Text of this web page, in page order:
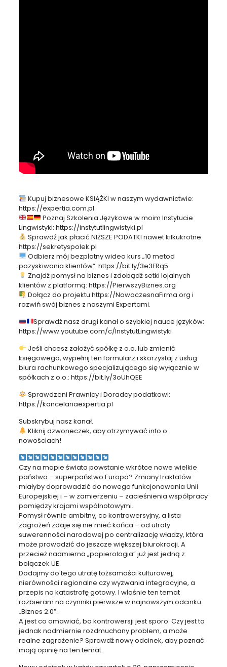
Kupuj biznesowe KSIĄŻKI w naszym wydawnictwie:
https://expertia.com.pl
Poznaj Szkolenia Językowe w moim Instytucie
Lingwistyki: https://instytutlingwistyki.pl
Sprawdź jak płacić NIŻSZE PODATKI nawet kilkukrotne:
https://sekretyspolek.pl
Odbierz mój bezpłatny wideo kurs „10 metod
pozyskiwania klientów”: https://bit.ly/3e3FRq5
Znajdź pomysł na biznes i zdobądź setki lojalnych
klientów z platformą: https://PierwszyBiznes.org
Dołącz do projektu https://NowoczesnaFirma.org i
rozwiń swój biznes z naszymi Expertami.
Sprawdź nasz drugi kanał o szybkiej nauce języków:
https://www.youtube.com/c/InstytutLingwistyki
Jeśli chcesz założyć spółkę z o.o. lub zmienić
księgowego, wypełnij ten formularz i skorzystaj z usług
biura rachunkowego specjalizującego się wyłącznie w
spółkach z o.o.: https://bit.ly/3oUhQEE
Sprawdzeni Prawnicy i Doradcy podatkowi:
https://kancelariaexpertia.pl
Subskrybuj nasz kanał.
Kliknij dzwoneczek, aby otrzymywać info o
nowościach!
Czy na mapie świata powstanie wkrótce nowe wielkie
państwo – superpaństwo Europa? Zmiany traktatów
miałyby doprowadzić do nowego funkcjonowania Unii
Europejskiej i – w zamierzeniu – zacieśnienia współpracy
pomiędzy krajami wspólnotowymi.
Pomysł równie ambitny, co kontrowersyjny, a lista
zagrożeń zdaje się nie mieć końca – od utraty
suwerenności narodowej po centralizację władzy, która
może prowadzić do jeszcze większej biurokracji. A
przecież nadmierna „papierologia” już jest jedną z
bolączek UE.
Dodajmy do tego utratę tożsamości kulturowej,
nierówności regionalne czy wyzwania integracyjne, a
przepis na katastrofę gotowy. I właśnie ten temat
rozbieram na czynniki pierwsze w najnowszym odcinku
„Biznes 2.0”.
A jest co omawiać, bo kontrowersji jest sporo. Czy jest to
jednak nadmiernie rozdmuchany problem, a może
realne zagrożenie? Sprawdź nowy odcinek, aby poznać
moją opinię na ten temat.